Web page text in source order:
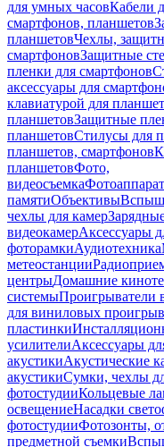
для умных часовКабели
смартфонов, планшетов
планшетовЧехлы,
смартфоновЗащитные
пленки для смартфонов
аксессуары для
клавиатурой для
планшетовЗащитные
планшетовСтилусы для
планшетов, смартфонов
планшетовФото,
видеосъемка
памятиОбъективы
чехлы для камер
видеокамерАксессуары
фоторамкиАудиотехника
метеостанции
центрыДомашние
системыПроигрыватели
для виниловых
пластинки
усилителиАксессуары
акустикиАкустические
акустикиСумки, чехлы
фотостудииКольцевые
освещениеНасадки
фотостудииФотозонты,
предметной съемки